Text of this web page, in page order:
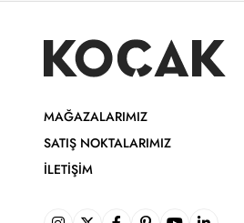
MAĞAZALARIMIZ
SATIŞ NOKTALARIMIZ
İLETIŞIM